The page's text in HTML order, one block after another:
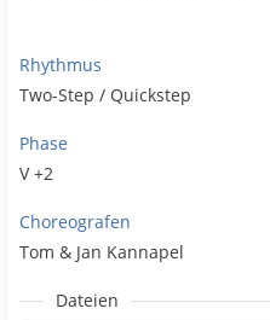
Rhythmus
Two-Step / Quickstep
Phase
V +2
Choreografen
Tom & Jan Kannapel
Dateien